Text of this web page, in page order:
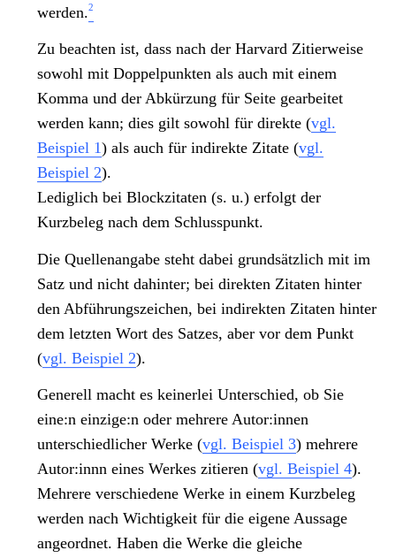
werden.2
Zu beachten ist, dass nach der Harvard Zitierweise
sowohl mit Doppelpunkten als auch mit einem
Komma und der Abkürzung für Seite gearbeitet
werden kann; dies gilt sowohl für direkte (vgl.
Beispiel 1) als auch für indirekte Zitate (vgl.
Beispiel 2).
Lediglich bei Blockzitaten (s. u.) erfolgt der
Kurzbeleg nach dem Schlusspunkt.
Die Quellenangabe steht dabei grundsätzlich mit im
Satz und nicht dahinter; bei direkten Zitaten hinter
den Abführungszeichen, bei indirekten Zitaten hinter
dem letzten Wort des Satzes, aber vor dem Punkt
(vgl. Beispiel 2).
Generell macht es keinerlei Unterschied, ob Sie
eine:n einzige:n oder mehrere Autor:innen
unterschiedlicher Werke (vgl. Beispiel 3) mehrere
Autor:innn eines Werkes zitieren (vgl. Beispiel 4).
Mehrere verschiedene Werke in einem Kurzbeleg
werden nach Wichtigkeit für die eigene Aussage
angeordnet. Haben die Werke die gleiche